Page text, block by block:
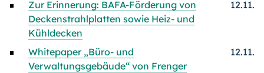
Zur Erinnerung: BAFA-Förderung von
Deckenstrahlplatten sowie Heiz- und
Kühldecken
12.11.
Whitepaper „Büro- und
Verwaltungsgebäude“ von Frenger
12.11.